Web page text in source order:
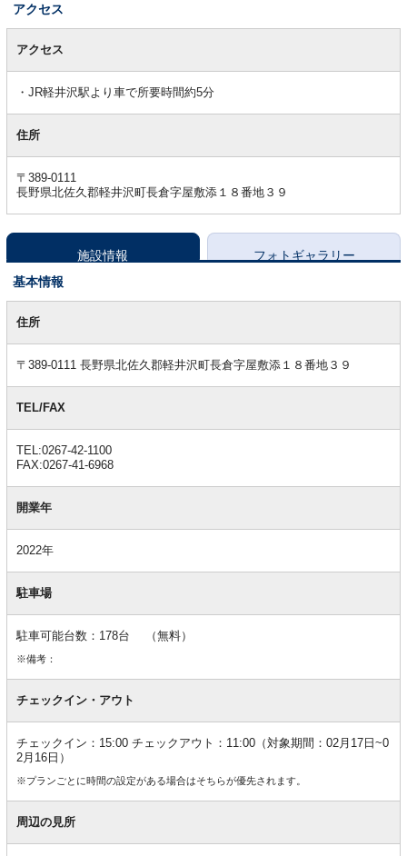
アクセス
アクセス
JR軽井沢駅より車で所要時間約5分
住所
〒389-0111
長野県北佐久郡軽井沢町長倉字屋敷添１８番地３９
施設情報
フォトギャラリー
基本情報
本住所
〒389-0111 長野県北佐久郡軽井沢町長倉字屋敷添１８番地３９
TEL/FAX
TEL:0267-42-1100
FAX:0267-41-6968
開業年
2022年
駐車場
駐車可能台数：178台 （無料）
※備考：
チェックイン・アウト
チェックイン：15:00 チェックアウト：11:00（対象期間：02月17日~0
2月16日）
※プランごとに時間の設定がある場合はそちらが優先されます。
周辺の見所